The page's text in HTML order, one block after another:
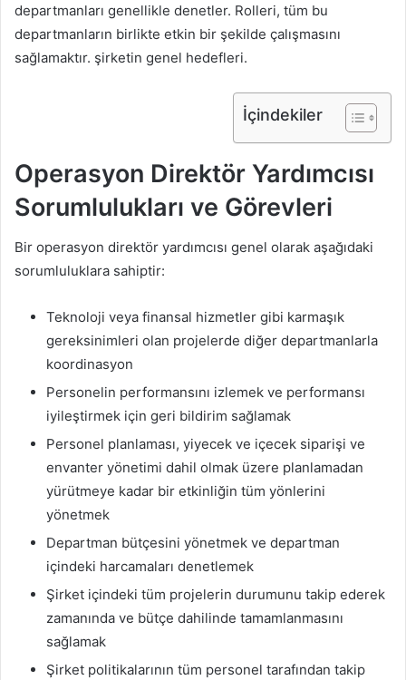
departmanları genellikle denetler. Rolleri, tüm bu
departmanların birlikte etkin bir şekilde çalışmasını
sağlamaktır. şirketin genel hedefleri.
İçindekiler
Operasyon Direktör Yardımcısı
Sorumlulukları ve Görevleri
Bir operasyon direktör yardımcısı genel olarak aşağıdaki
sorumluluklara sahiptir:
Teknoloji veya finansal hizmetler gibi karmaşık
gereksinimleri olan projelerde diğer departmanlarla
koordinasyon
Personelin performansını izlemek ve performansı
iyileştirmek için geri bildirim sağlamak
Personel planlaması, yiyecek ve içecek siparişi ve
envanter yönetimi dahil olmak üzere planlamadan
yürütmeye kadar bir etkinliğin tüm yönlerini
yönetmek
Departman bütçesini yönetmek ve departman
içindeki harcamaları denetlemek
Şirket içindeki tüm projelerin durumunu takip ederek
zamanında ve bütçe dahilinde tamamlanmasını
sağlamak
Şirket politikalarının tüm personel tarafından takip